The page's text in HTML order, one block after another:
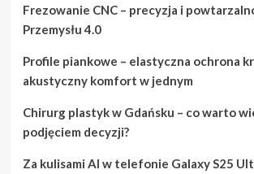
Frezowanie CNC – precyzja i
Przemysłu 4.0
Profile piankowe – elastyczna ochrona
akustyczny komfort w jednym
Chirurg plastyk w Gdańsku – co warto
podjęciem decyzji?
Za kulisami AI w telefonie Galaxy S25